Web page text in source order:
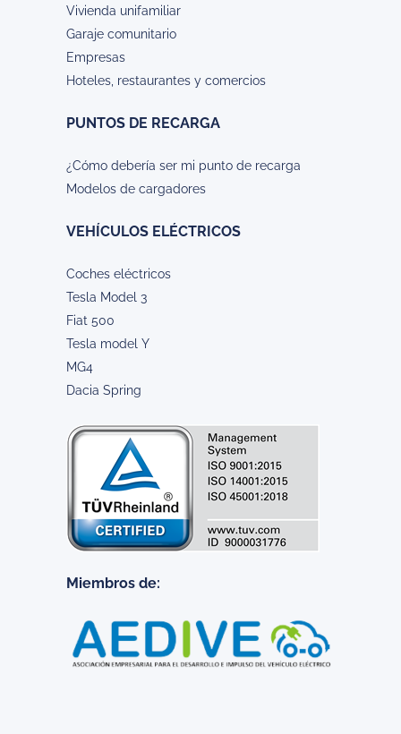
Vivienda unifamiliar
Garaje comunitario
Empresas
Hoteles, restaurantes y comercios
PUNTOS DE RECARGA
¿Cómo debería ser mi punto de recarga
Modelos de cargadores
VEHÍCULOS ELÉCTRICOS
Coches eléctricos
Tesla Model 3
Fiat 500
Tesla model Y
MG4
Dacia Spring
Miembros de: